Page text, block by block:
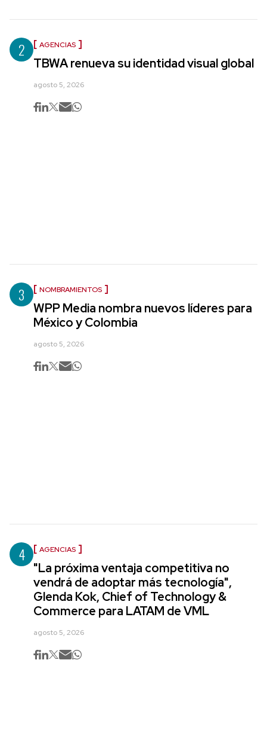
2 AGENCIAS
TBWA renueva su identidad visual global
agosto 5, 2026
3 NOMBRAMIENTOS
WPP Media nombra nuevos líderes para
México y Colombia
agosto 5, 2026
4 AGENCIAS
"La próxima ventaja competitiva no
vendrá de adoptar más tecnología",
Glenda Kok, Chief of Technology &
Commerce para LATAM de VML
agosto 5, 2026